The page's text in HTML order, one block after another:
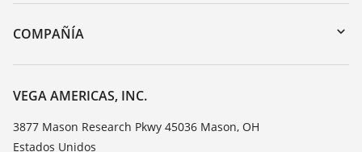
DTM Collection/PACTware
Cursos de formacion
Lista de resistencias
TeamViewer
COMPAÑÍA
Acerca de VEGA
Contacto
Notícias
Prensa
VEGA AMERICAS, INC.
3877 Mason Research Pkwy 45036 Mason, OH
Estados Unidos